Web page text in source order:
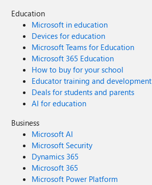
Education
Microsoft in education
Devices for education
Microsoft Teams for Education
Microsoft 365 Education
How to buy for your school
Educator training and development
Deals for students and parents
AI for education
Business
Microsoft AI
Microsoft Security
Dynamics 365
Microsoft 365
Microsoft Power Platform